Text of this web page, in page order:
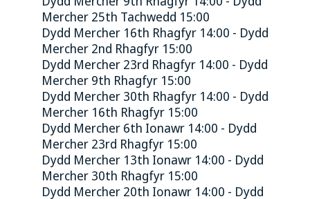
Mercher 25th Tachwedd 15:00
Dydd Mercher 16th Rhagfyr 14:00 - Dydd
Mercher 2nd Rhagfyr 15:00
Dydd Mercher 23rd Rhagfyr 14:00 - Dydd
Mercher 9th Rhagfyr 15:00
Dydd Mercher 30th Rhagfyr 14:00 - Dydd
Mercher 16th Rhagfyr 15:00
Dydd Mercher 6th Ionawr 14:00 - Dydd
Mercher 23rd Rhagfyr 15:00
Dydd Mercher 13th Ionawr 14:00 - Dydd
Mercher 30th Rhagfyr 15:00
Dydd Mercher 20th Ionawr 14:00 - Dydd